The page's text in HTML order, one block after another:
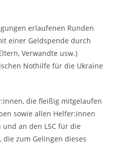
erlaufenen Runden
einer Geldspende durch
Verwandte usw.)
Nothilfe für die Ukraine
die fleißig mitgelaufen
sowie allen Helfer:innen
und an den LSC für die
zum Gelingen dieses